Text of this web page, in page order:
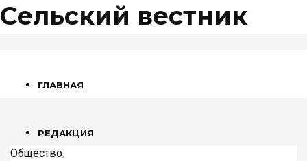
Сельский вестник
ГЛАВНАЯ
РЕДАКЦИЯ
Общество,